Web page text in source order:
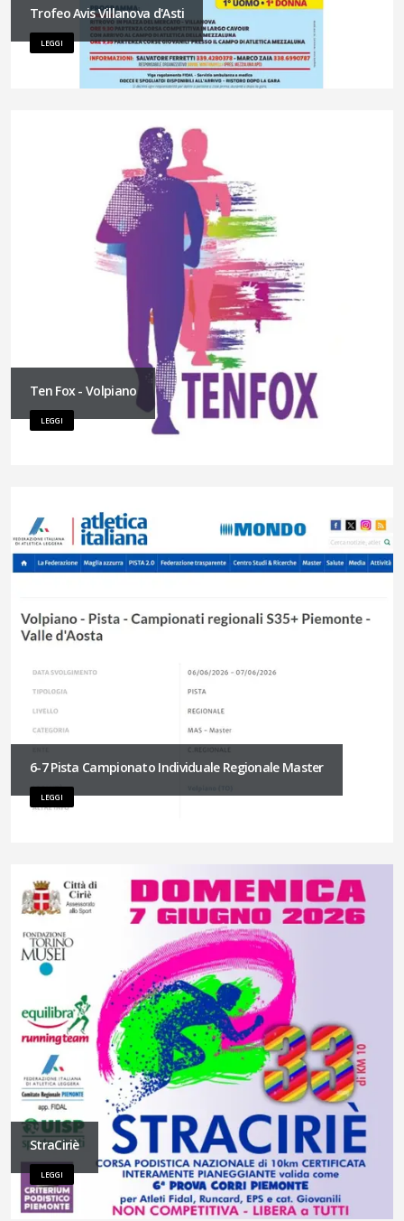
Trofeo Avis Villanova d'Asti
LEGGI
Ten Fox - Volpiano
LEGGI
6-7 Pista Campionato Individuale Regionale Master
LEGGI
StraCiriè
LEGGI